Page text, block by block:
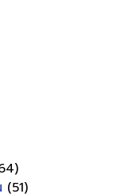
(51)